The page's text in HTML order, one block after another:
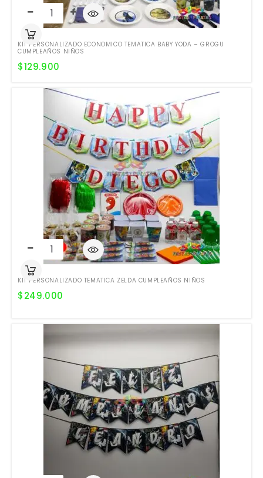
KIT PERSONALIZADO ECONOMICO TEMATICA BABY YODA – GROGU
CUMPLEAÑOS NIÑOS
$129.900
KIT PERSONALIZADO TEMATICA ZELDA CUMPLEAÑOS NIÑOS
$249.000